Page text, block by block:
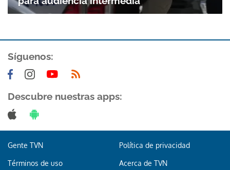
Síguenos:
Descubre nuestras apps:
Gente TVN Política de privacidad
Términos de uso Acerca de TVN